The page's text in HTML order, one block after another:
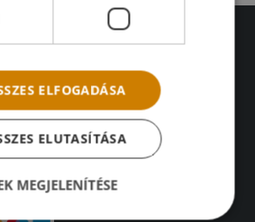
ELFOGADÁSA
ELUTASÍTÁSA
MEGJELENÍTÉSE